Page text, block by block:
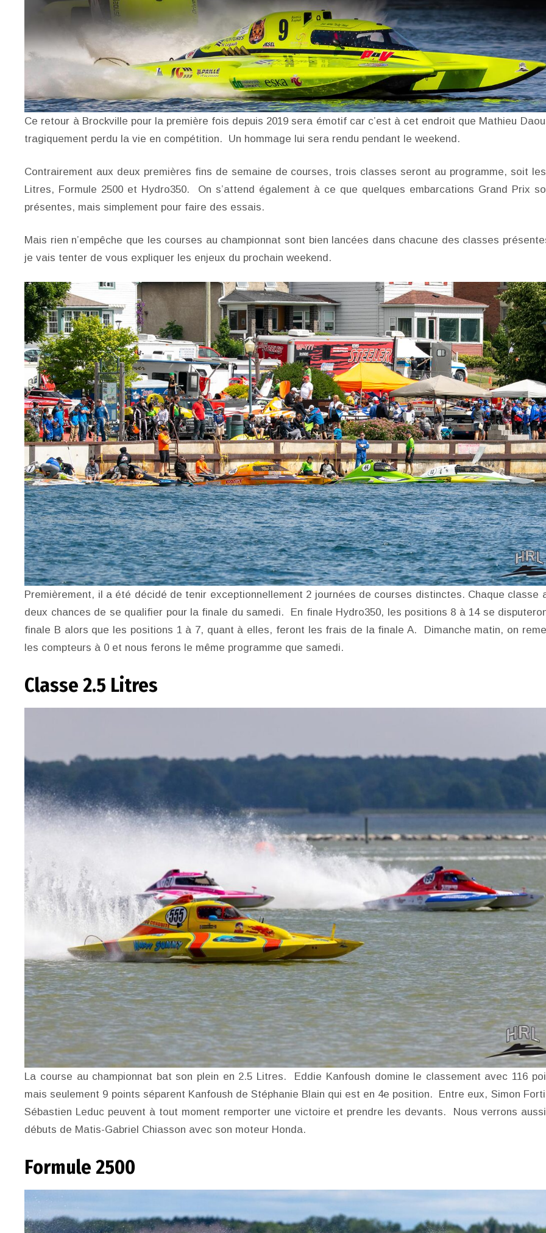
Ce retour à Brockville pour la première fois depuis 2019 sera émotif car c’est à cet endroit que Mathieu
tragiquement perdu la vie en compétition. Un hommage lui sera rendu pendant le weekend.
Contrairement aux deux premières fins de semaine de courses, trois classes seront au programme, soit
Litres, Formule 2500 et Hydro350. On s’attend également à ce que quelques embarcations Grand Prix
présentes, mais simplement pour faire des essais.
Mais rien n’empêche que les courses au championnat sont bien lancées dans chacune des classes
je vais tenter de vous expliquer les enjeux du prochain weekend.
Premièrement, il a été décidé de tenir exceptionnellement 2 journées de courses distinctes. Chaque classe
deux chances de se qualifier pour la finale du samedi. En finale Hydro350, les positions 8 à 14 se
finale B alors que les positions 1 à 7, quant à elles, feront les frais de la finale A. Dimanche matin, on
les compteurs à 0 et nous ferons le même programme que samedi.
Classe 2.5 Litres
La course au championnat bat son plein en 2.5 Litres. Eddie Kanfoush domine le classement avec 116
mais seulement 9 points séparent Kanfoush de Stéphanie Blain qui est en 4e position. Entre eux, Simon
Sébastien Leduc peuvent à tout moment remporter une victoire et prendre les devants. Nous verrons
débuts de Matis-Gabriel Chiasson avec son moteur Honda.
Formule 2500